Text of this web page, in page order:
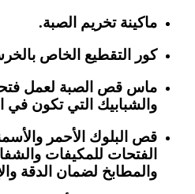
ماكينة تخريم الصبة.
كور التقطيع الخاص
ماس قص الصبة لعمل
والشبابيك التي تكون في
قص البلوك الأحمر
الفتحات للمكيفات
والمطابخ لضمان الدقة